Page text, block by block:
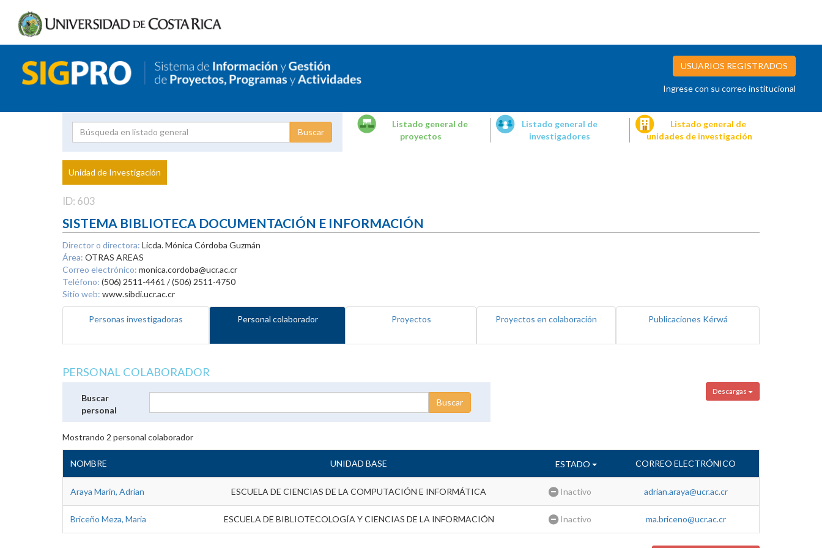
USUARIOS REGISTRADOS
Ingrese con su correo institucional
Proyecto
Investigador
Listado general de
proyectos
Listado general de
investigadores
Listado general de
unidades de investigación
Unidad de Investigación
ID: 603
SISTEMA BIBLIOTECA DOCUMENTACIÓN E INFORMACIÓN
Director o directora: Licda. Mónica Córdoba Guzmán
Área: OTRAS AREAS
Correo electrónico: monica.cordoba@ucr.ac.cr
Teléfono: (506) 2511-4461 / (506) 2511-4750
Sitio web: www.sibdi.ucr.ac.cr
Personas investigadoras Personal colaborador Proyectos Proyectos en colaboración Publicaciones Kérwá
PERSONAL COLABORADOR
Descargas
Buscar
personal
Mostrando 2 personal colaborador
NOMBRE UNIDAD BASE ESTADO CORREO ELECTRÓNICO
Araya Marin, Adrian ESCUELA DE CIENCIAS DE LA COMPUTACIÓN E INFORMÁTICA Inactivo adrian.araya@ucr.ac.cr
Briceño Meza, Maria ESCUELA DE BIBLIOTECOLOGÍA Y CIENCIAS DE LA INFORMACIÓN Inactivo ma.briceno@ucr.ac.cr